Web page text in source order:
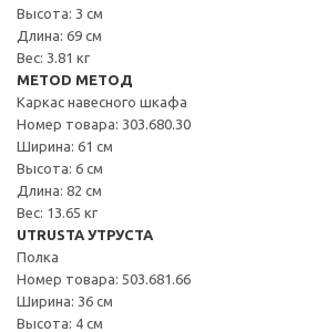
Высота: 3 см
Длина: 69 см
Вес: 3.81 кг
METOD МЕТОД
Каркас навесного шкафа
Номер товара: 303.680.30
Ширина: 61 см
Высота: 6 см
Длина: 82 см
Вес: 13.65 кг
UTRUSTA УТРУСТА
Полка
Номер товара: 503.681.66
Ширина: 36 см
Высота: 4 см